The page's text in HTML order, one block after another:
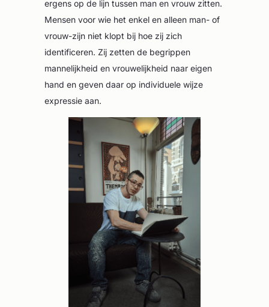
ergens op de lijn tussen man en vrouw zitten.
Mensen voor wie het enkel en alleen man- of
vrouw-zijn niet klopt bij hoe zij zich
identificeren. Zij zetten de begrippen
mannelijkheid en vrouwelijkheid naar eigen
hand en geven daar op individuele wijze
expressie aan.